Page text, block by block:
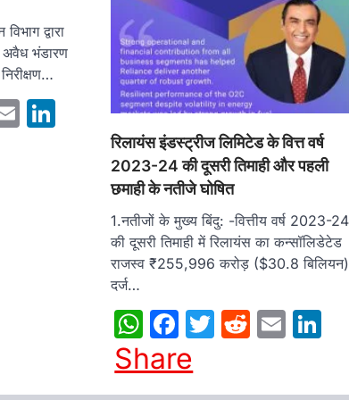
द्वारा
भंडारण
EmailLinkedIn
रिलायंस इंडस्ट्रीज लिमिटेड के वित्त वर्ष
2023-24 की दूसरी तिमाही और पहली
छमाही के नतीजे घोषित
1.नतीजों के मुख्य बिंदु: -वित्तीय वर्ष 2023-24
की दूसरी तिमाही में रिलायंस का कन्सॉलिडेटेड
राजस्व ₹255,996 करोड़ ($30.8 बिलियन)
दर्ज…
WhatsApp
Facebook
Twitter
Reddit
Email
Share